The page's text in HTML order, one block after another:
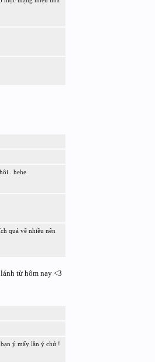
. hehe
quá vẽ nhiều nên
từ hôm nay <3
ý mấy lần ý chứ !